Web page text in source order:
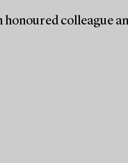
honoured colleague